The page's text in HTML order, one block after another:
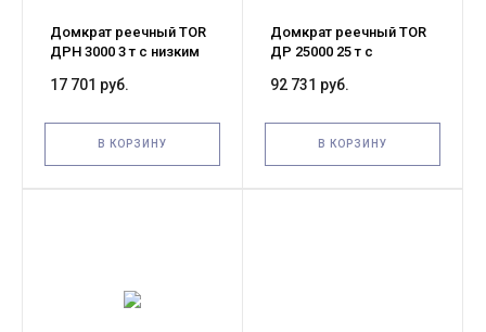
Домкрат реечный TOR
ДРН 3000 3 т с низким
обрезиненной ручкой
17 701 руб.
В КОРЗИНУ
Домкрат реечный TOR
ДР 25000 25 т с
92 731 руб.
В КОРЗИНУ